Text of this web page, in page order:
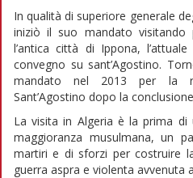
In qualità di superiore generale
iniziò il suo mandato
l’antica città di Ippona,
convegno su sant’Agostino.
mandato nel 2013 per la
Sant’Agostino dopo la
La visita in Algeria è la prima
maggioranza musulmana, un
martiri e di sforzi per costruire
guerra aspra e violenta avvenuta